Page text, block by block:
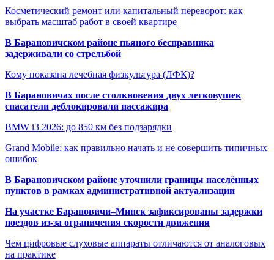
Косметический ремонт или капитальный переворот: как
выбрать масштаб работ в своей квартире
В Барановичском районе пьяного бесправника
задерживали со стрельбой
Кому показана лечебная физкультура (ЛФК)?
В Барановичах после столкновения двух легковушек
спасатели деблокировали пассажира
BMW i3 2026: до 850 км без подзарядки
Grand Mobile: как правильно начать и не совершить типичных
ошибок
В Барановичском районе уточнили границы населённых
пунктов в рамках административной актуализации
На участке Барановичи–Минск зафиксированы задержки
поездов из-за ограничения скорости движения
Чем цифровые слуховые аппараты отличаются от аналоговых
на практике